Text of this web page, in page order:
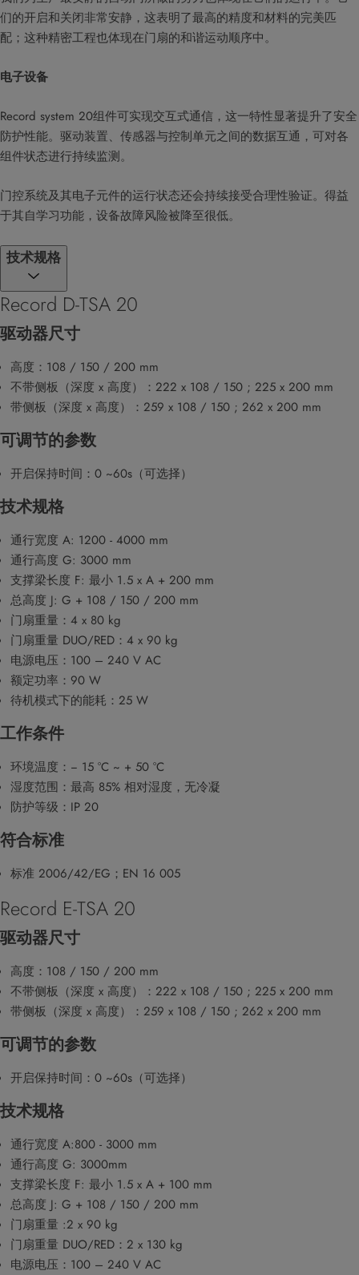
们的开启和关闭非常安静，这表明了最高的精度和材料的完美匹
配；这种精密工程也体现在门扇的和谐运动顺序中。
电子设备
Record system 20组件可实现交互式通信，这一特性显著提升了安全
防护性能。驱动装置、传感器与控制单元之间的数据互通，可对各
组件状态进行持续监测。​
门控系统及其电子元件的运行状态还会持续接受合理性验证。得益
于其自学习功能，设备故障风险被降至很低。​
技术规格
Record D-TSA 20
驱动器尺寸
高度：108 / 150 / 200 mm
不带侧板（深度 x 高度）：222 x 108 / 150 ; 225 x 200 mm
带侧板（深度 x 高度）：259 x 108 / 150 ; 262 x 200 mm
可调节的参数
开启保持时间：0 ~60s（可选择）
技术规格
通行宽度 A: 1200 - 4000 mm
通行高度 G: 3000 mm
支撑梁长度 F: 最小 1.5 x A + 200 mm
总高度 J: G + 108 / 150 / 200 mm
门扇重量：4 x 80 kg
门扇重量 DUO/RED：4 x 90 kg
电源电压：100 – 240 V AC
额定功率：90 W
待机模式下的能耗：25 W
工作条件
环境温度：− 15 °C ~ + 50 °C
湿度范围：最高 85% 相对湿度，无冷凝
防护等级：IP 20
符合标准
标准 2006/42/EG；EN 16 005
Record E-TSA 20
驱动器尺寸
高度：108 / 150 / 200 mm
不带侧板（深度 x 高度）：222 x 108 / 150 ; 225 x 200 mm
带侧板（深度 x 高度）：259 x 108 / 150 ; 262 x 200 mm
可调节的参数
开启保持时间：0 ~60s（可选择）
技术规格
通行宽度 A:800 - 3000 mm
通行高度 G: 3000mm
支撑梁长度 F: 最小 1.5 x A + 100 mm
总高度 J: G + 108 / 150 / 200 mm
门扇重量 :2 x 90 kg
门扇重量 DUO/RED：2 x 130 kg
电源电压：100 – 240 V AC